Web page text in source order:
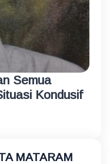
Semua
Kondusif
MATARAM